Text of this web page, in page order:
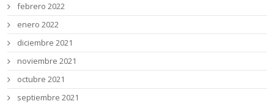
febrero 2022
enero 2022
diciembre 2021
noviembre 2021
octubre 2021
septiembre 2021